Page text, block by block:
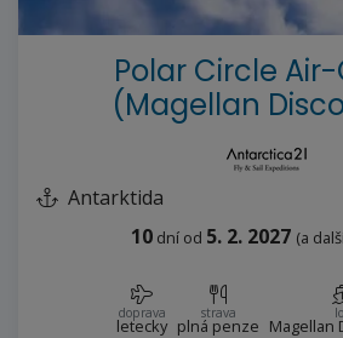
Polar Circle
(Magellan
Antarktida
10 dní od 5. 2. 2027 (a
doprava
letecky
strava
plná penze Magellan